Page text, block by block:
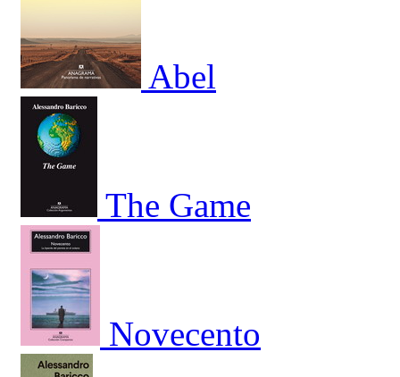
Abel
The Game
Novecento